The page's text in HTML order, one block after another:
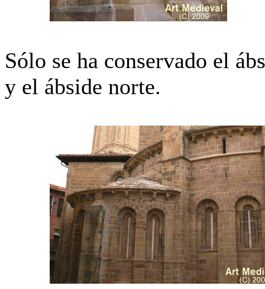
Sólo se ha conservado el
y el ábside norte.